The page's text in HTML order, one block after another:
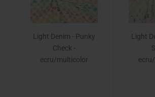
Light Denim - Punky
Check -
ecru/multicolor
Light